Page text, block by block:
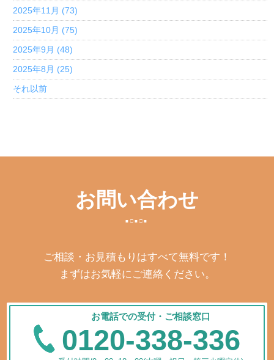
2025年11月 (73)
2025年10月 (75)
2025年9月 (48)
2025年8月 (25)
それ以前
お問い合わせ
ご相談・お見積もりはすべて無料です！
まずはお気軽にご連絡ください。
お電話での受付・ご相談窓口
0120-338-336